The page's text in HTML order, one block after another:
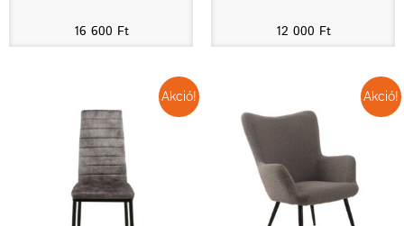
16 600 Ft 12 000 Ft
Akció! Akció!